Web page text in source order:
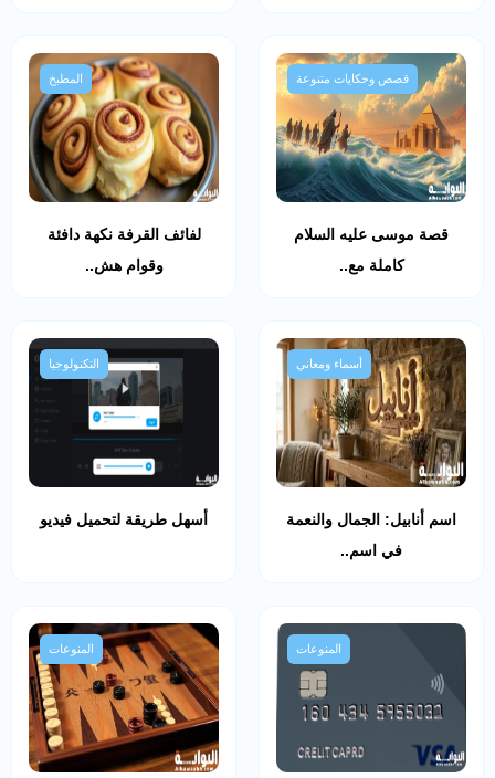
قصص وحكايات متنوعة
قصة موسى عليه السلام
كاملة مع..
المطبخ
لفائف القرفة نكهة دافئة
وقوام هش..
أسماء ومعاني
اسم أنابيل: الجمال والنعمة
في اسم..
التكنولوجيا
أسهل طريقة لتحميل فيديو
المنوعات المنوعات